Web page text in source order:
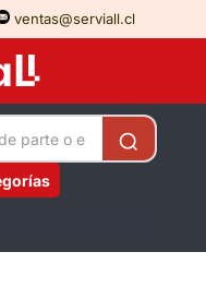
ventas@serviall.cl